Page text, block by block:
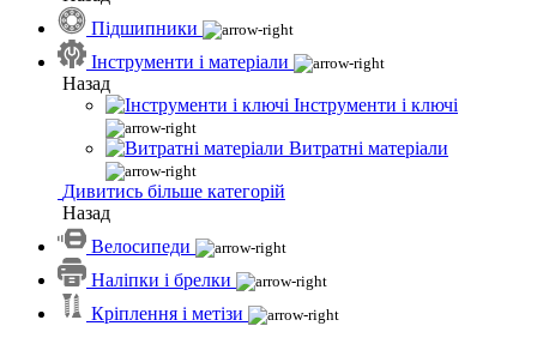
Підшипники
Інструменти і матеріали
Назад
Інструменти і ключі
Витратні матеріали
Дивитись більше категорій
Назад
Велосипеди
Наліпки і брелки
Кріплення і метізи